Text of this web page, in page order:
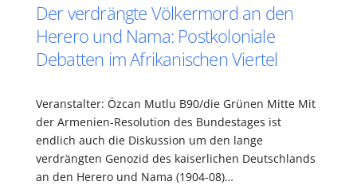
Der verdrängte Völkermord an den
Herero und Nama: Postkoloniale
Debatten im Afrikanischen Viertel
Veranstalter: Özcan Mutlu B90/die Grünen Mitte Mit
der Armenien-Resolution des Bundestages ist
endlich auch die Diskussion um den lange
verdrängten Genozid des kaiserlichen Deutschlands
an den Herero und Nama (1904-08)…